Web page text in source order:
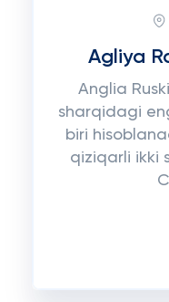
Agliya
Anglia
sharqidagi
biri
qiziqarli ikki